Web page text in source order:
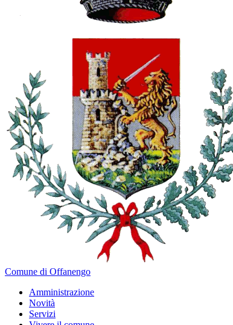
Comune di Offanengo
Amministrazione
Novità
Servizi